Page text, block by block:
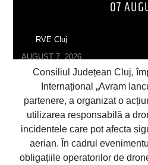
07
RVE Cluj
AUGUST 7, 2026
Consiliul Județean Cluj,
Internațional „Avram
partenere, a organizat o
utilizarea responsabilă a
incidentele care pot afecta
aerian. În cadrul
obligațiile operatorilor de